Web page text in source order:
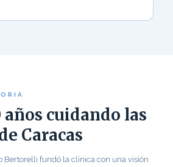
años cuidando las
Caracas
Bertorelli fundó la clínica con una visión